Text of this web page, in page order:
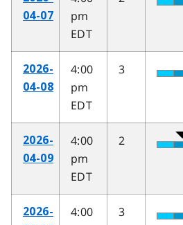
04-07
pm
EDT
2026-
04-08
4:00
pm
EDT
3
2026-
04-09
4:00
pm
EDT
2
2026-
4:00
3